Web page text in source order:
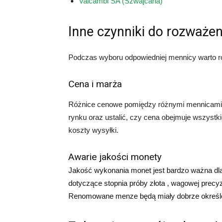
Inne czynniki do
Podczas wyboru odpowiedniej mennicy warto
Cena i marża
Różnice cenowe pomiędzy różnymi
rynku oraz ustalić, czy cena obejmuje
koszty wysyłki.
Awarie jakości monety
Jakość wykonania monet jest bardzo ważna
dotyczące stopnia próby złota , wagowej
Renomowane menze będą miały dobrze